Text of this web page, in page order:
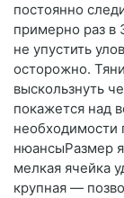
постоянно
примерно раз в
не упустить
осторожно.
выскользнуть
покажется над
необходимости
нюансыРазмер
мелкая ячейка
крупная —